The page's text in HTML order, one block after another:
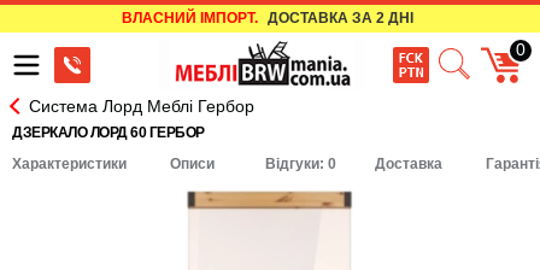
ВЛАСНИЙ ІМПОРТ. ДОСТАВКА ЗА 2 ДНІ
0
Система Лорд Меблі Гербор
ДЗЕРКАЛО ЛОРД 60 ГЕРБОР
Характеристики
Описи Відгуки: 0 Доставка